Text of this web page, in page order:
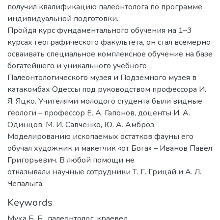
получил квалификацию палеонтолога по программе
индивидуальной подготовки.
Пройдя курс фундаментального обучения на 1–3
курсах географического факультета, он стал всемерно
осваивать специальное комплексное обучение на базе
богатейшего и уникального учебного
Палеонтологического музея и Подземного музея в
катакомбах Одессы под руководством профессора И.
Я. Яцко. Учителями молодого студента были видные
геологи – профессор Е. А. Гапонов, доценты И. А.
Одинцов, М. И. Савченко, Ю. А. Амброз.
Моделированию ископаемых остатков фауны его
обучал художник и макетчик «от Бога» – Иванов Павел
Григорьевич. В любой помощи не
отказывали научные сотрудники Т. Г. Грицай и А. Л.
Чепалыга.
Keywords